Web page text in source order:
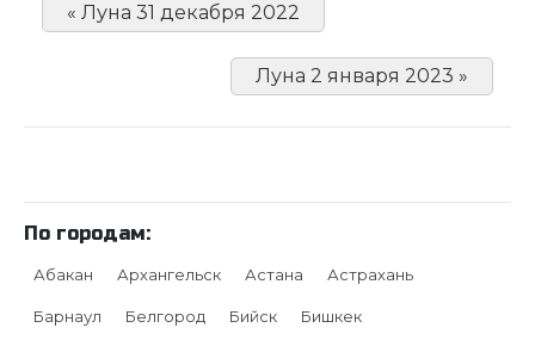
« Луна 31 декабря 2022
Луна 2 января 2023 »
По городам:
Абакан Архангельск Астана Астрахань
Барнаул Белгород Бийск Бишкек